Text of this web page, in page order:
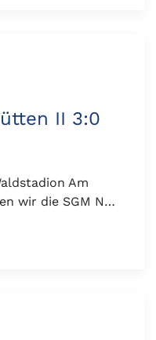
II 3:0
Am
wir die SGM N…